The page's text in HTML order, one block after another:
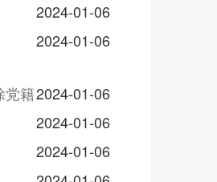
2024-01-06
2024-01-06
党籍2024-01-06
2024-01-06
2024-01-06